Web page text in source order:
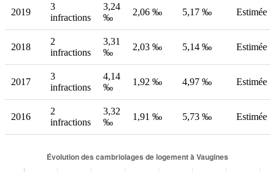
2019
3
infractions
3,24
‰
2,06 ‰ 5,17 ‰ Estimée
2018
2
infractions
3,31
‰
2,03 ‰ 5,14 ‰ Estimée
2017
3
infractions
4,14
‰
1,92 ‰ 4,97 ‰ Estimée
2016
2
infractions
3,32
‰
1,91 ‰ 5,73 ‰ Estimée